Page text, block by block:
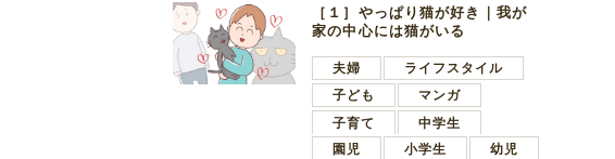
［１］やっぱり猫が好き｜我が
家の中心には猫がいる
夫婦
ライフスタイル
子ども
マンガ
子育て
中学生
園児
小学生
幼児